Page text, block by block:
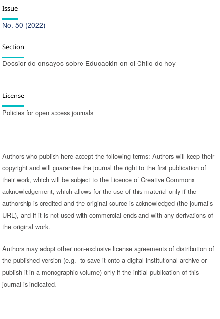
Issue
No. 50 (2022)
Section
Dossier de ensayos sobre Educación en el Chile de hoy
License
Policies for open access journals
Authors who publish here accept the following terms: Authors will keep their
copyright and will guarantee the journal the right to the first publication of
their work, which will be subject to the Licence of Creative Commons
acknowledgement, which allows for the use of this material only if the
authorship is credited and the original source is acknowledged (the journal’s
URL), and if it is not used with commercial ends and with any derivations of
the original work.
Authors may adopt other non-exclusive license agreements of distribution of
the published version (e.g. to save it onto a digital institutional archive or
publish it in a monographic volume) only if the initial publication of this
journal is indicated.